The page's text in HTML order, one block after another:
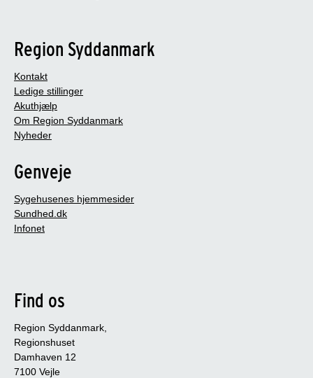
Region Syddanmark
Kontakt
Ledige stillinger
Akuthjælp
Om Region Syddanmark
Nyheder
Genveje
Sygehusenes hjemmesider
Sundhed.dk
Infonet
Find os
Region Syddanmark,
Regionshuset
Damhaven 12
7100 Vejle